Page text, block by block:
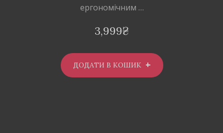
ергономічним …
3,999₴
ДОДАТИ В КОШИК